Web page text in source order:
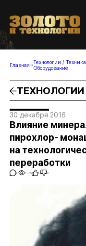
+7
Главная
Технологии /
Оборудование
30 декабря 2016
Влияние
пирохлор-
на
переработки
0 1175 0 0